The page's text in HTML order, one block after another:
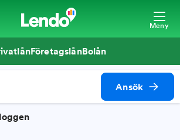
Meny
FöretagslånBolån
Ansök